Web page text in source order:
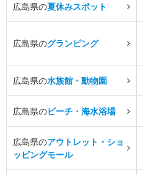
広島県の夏休みスポット
広島県のグランピング
広島県の水族館・動物園
広島県のビーチ・海水浴場
広島県のアウトレット・ショ
ッピングモール